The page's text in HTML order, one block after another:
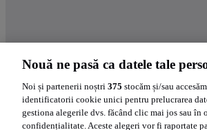
Nouă ne pasă ca datele tale
Noi și partenerii noștri 375 stocăm și/sau
identificatorii cookie unici pentru prelucrarea
gestiona alegerile dvs. făcând clic mai jos sau în
confidențialitate. Aceste alegeri vor fi raportate